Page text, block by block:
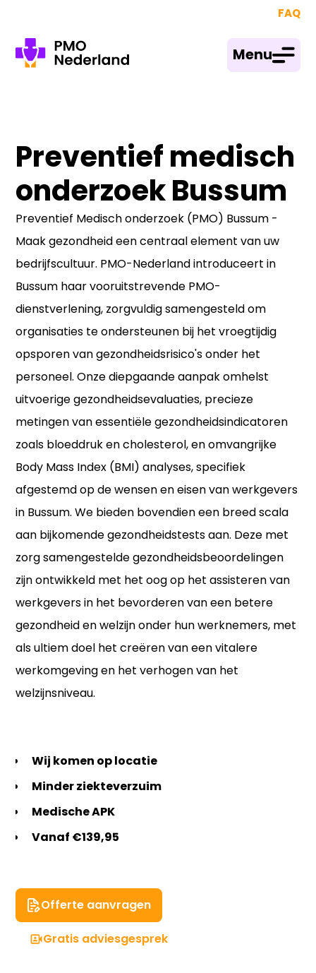
FAQ
Menu
Preventief medisch
onderzoek Bussum
Preventief Medisch onderzoek (PMO) Bussum -
Maak gezondheid een centraal element van uw
bedrijfscultuur. PMO-Nederland introduceert in
Bussum haar vooruitstrevende PMO-
dienstverlening, zorgvuldig samengesteld om
organisaties te ondersteunen bij het vroegtijdig
opsporen van gezondheidsrisico's onder het
personeel. Onze diepgaande aanpak omhelst
uitvoerige gezondheidsevaluaties, precieze
metingen van essentiële gezondheidsindicatoren
zoals bloeddruk en cholesterol, en omvangrijke
Body Mass Index (BMI) analyses, specifiek
afgestemd op de wensen en eisen van werkgevers
in Bussum. We bieden bovendien een breed scala
aan bijkomende gezondheidstests aan. Deze met
zorg samengestelde gezondheidsbeoordelingen
zijn ontwikkeld met het oog op het assisteren van
werkgevers in het bevorderen van een betere
gezondheid en welzijn onder hun werknemers, met
als ultiem doel het creëren van een vitalere
werkomgeving en het verhogen van het
welzijnsniveau.
Wij komen op locatie
Minder ziekteverzuim
Medische APK
Vanaf €139,95
Offerte aanvragen
Gratis adviesgesprek